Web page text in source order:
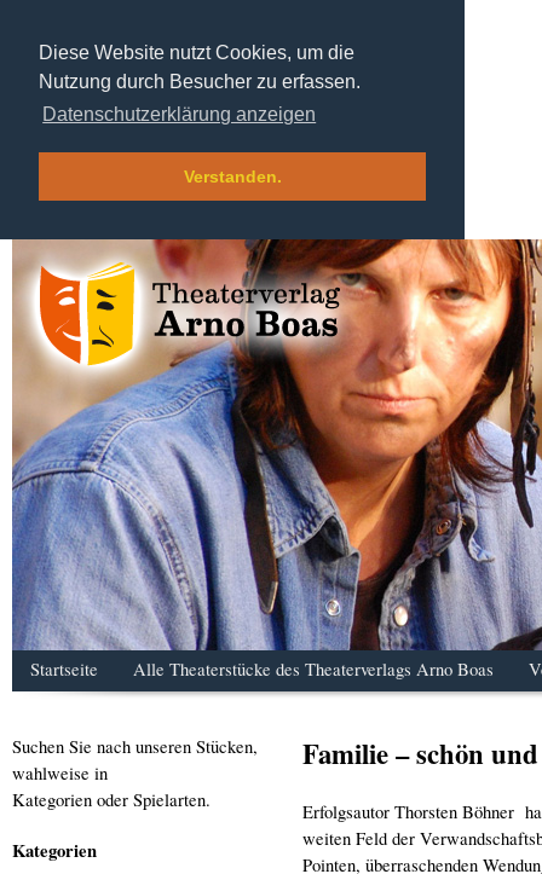
Diese Website nutzt Cookies, um die
Nutzung durch Besucher zu erfassen.
Datenschutzerklärung anzeigen
Verstanden.
Startseite Alle Theaterstücke des Theaterverlags Arno Boas
Suchen Sie nach unseren Stücken,
wahlweise in
Kategorien oder Spielarten.
Kategorien
Familie – schön
Erfolgsautor Thorsten Böhner
weiten Feld der
Pointen, überraschenden